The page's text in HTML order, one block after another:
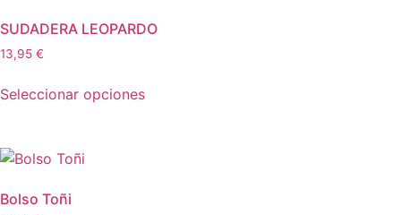
SUDADERA LEOPARDO
13,95 €
Seleccionar opciones
Bolso Toñi